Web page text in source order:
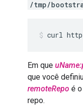
/tmp/
curl
Em que
que você
remoteRepo é
repo.